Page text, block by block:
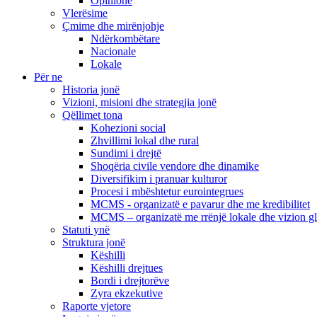
Vlerësime
Çmime dhe mirënjohje
Ndërkombëtare
Nacionale
Lokale
Për ne
Historia jonë
Vizioni, misioni dhe strategjia jonë
Qëllimet tona
Kohezioni social
Zhvillimi lokal dhe rural
Sundimi i drejtë
Shoqëria civile vendore dhe dinamike
Diversifikim i pranuar kulturor
Procesi i mbështetur eurointegrues
MCMS - organizatë e pavarur dhe me kredibilitet
MCMS – organizatë me rrënjë lokale dhe vizion
Statuti ynë
Struktura jonë
Këshilli
Këshilli drejtues
Bordi i drejtorëve
Zyra ekzekutive
Raporte vjetore